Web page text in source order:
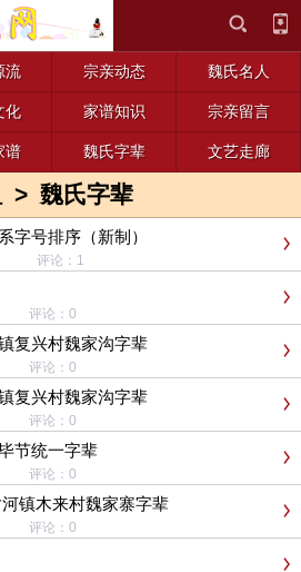
流 宗亲动态 魏氏名人
化 家谱知识 宗亲留言
谱 魏氏字辈 文艺走廊
> 魏氏字辈
字号排序（新制）
评论：1
评论：0
复兴村魏家沟字辈
评论：0
复兴村魏家沟字辈
评论：0
节统一字辈
评论：0
镇木来村魏家寨字辈
评论：0